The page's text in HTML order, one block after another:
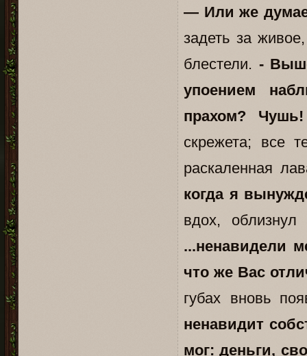
— Или же
задеть за
блестели. -
упоением
прахом?
скрежета; все
раскаленная
когда я
вдох,
...ненавидели
что же Вас
губах вновь
ненавидит
мог: деньги,